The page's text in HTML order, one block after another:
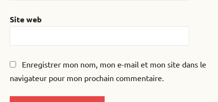
Site web
Enregistrer mon nom, mon e-mail et mon site dans le
navigateur pour mon prochain commentaire.